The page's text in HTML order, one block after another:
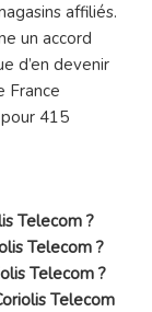
affiliés.
un accord
d’en devenir
France
415
Telecom ?
Telecom ?
Telecom ?
Telecom